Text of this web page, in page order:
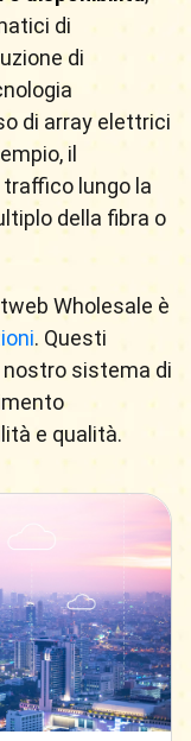
di
di
di array elettrici
il
traffico lungo la
della fibra o
Wholesale è
. Questi
sistema di
e qualità.